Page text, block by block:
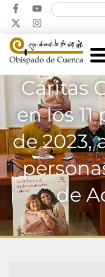
Cáritas
en los
de 2023,
de